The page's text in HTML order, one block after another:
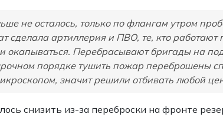
не осталось, только по флангам утром
сделала артиллерия и ПВО, те, кто
окапываться. Перебрасывают бригады на
порядке тушить пожар переброшены
значит решили отбивать любой
снизить из-за переброски на фронте